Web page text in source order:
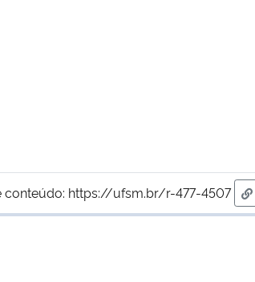
conteúdo: https://ufsm.br/r-477-4507